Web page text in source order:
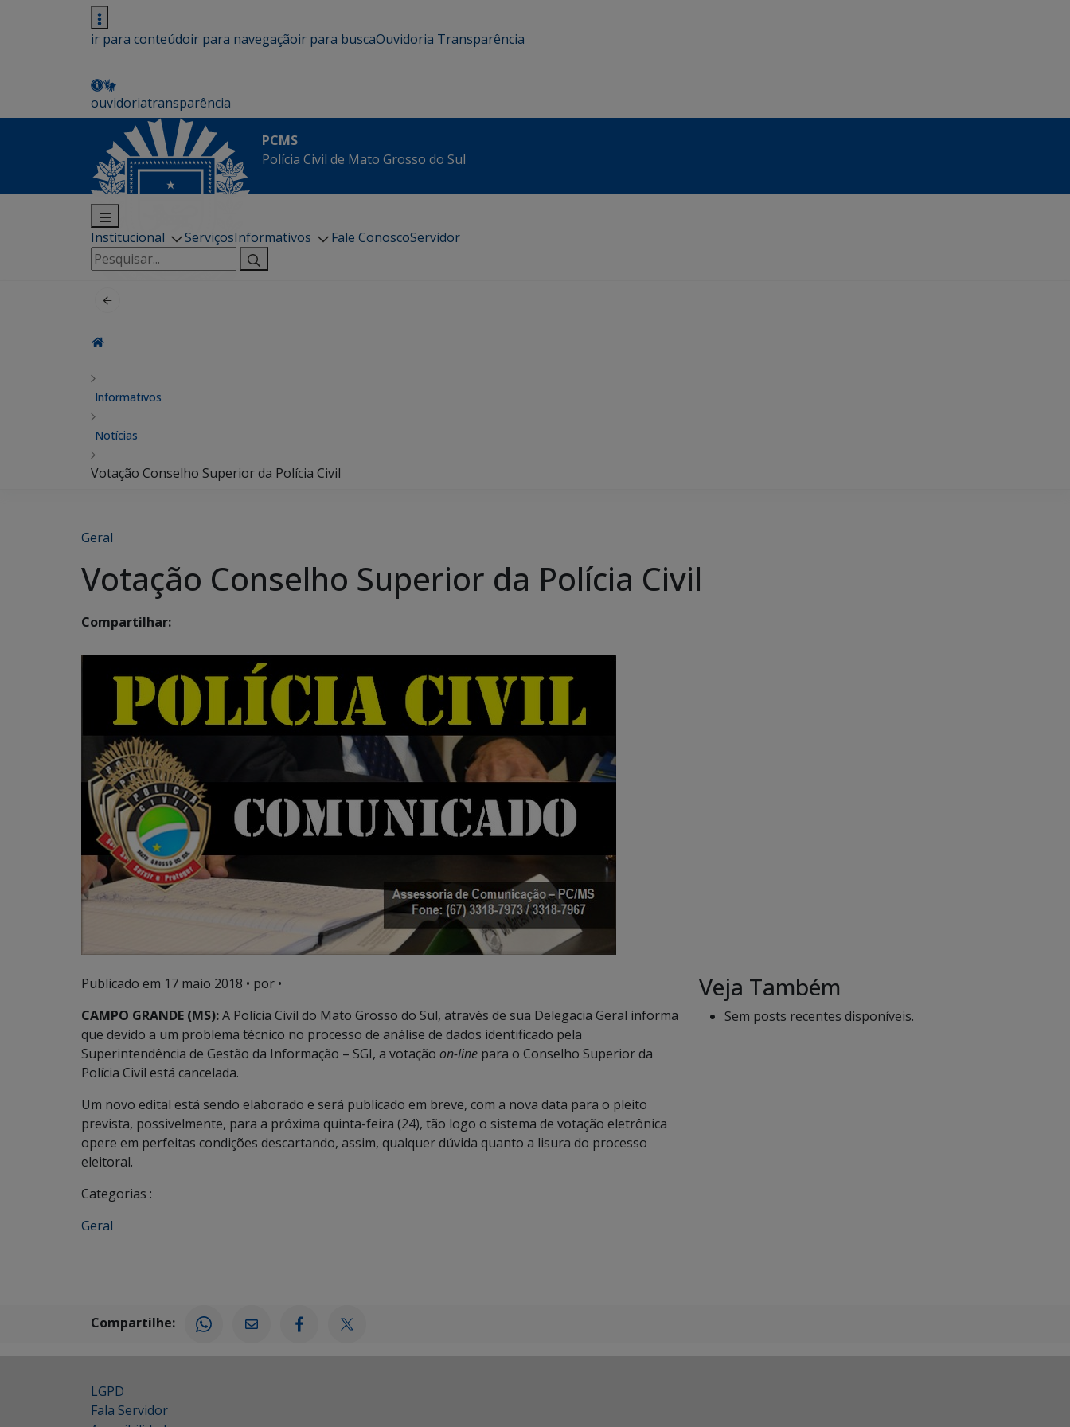
ir para conteúdoir para navegaçãoir para buscaOuvidoria Transparência
ouvidoriatransparência
PCMS
Polícia Civil de Mato Grosso do Sul
Institucional ServiçosInformativos Fale ConoscoServidor
Pesquisar
por:
Informativos
Notícias
Votação Conselho Superior da Polícia Civil
Geral
Votação Conselho Superior da Polícia Civil
Compartilhar:
Publicado em 17 maio 2018 • por •
CAMPO GRANDE (MS):A Polícia Civil do Mato Grosso do Sul, através de sua Delegacia Geral informa
que devido a um problema técnico no processo de análise de dados identificado pela
Superintendência de Gestão da Informação – SGI, a votação on-line para o Conselho Superior da
Polícia Civil está cancelada.
Um novo edital está sendo elaborado e será publicado em breve, com a nova data para o pleito
prevista, possivelmente, para a próxima quinta-feira (24), tão logo o sistema de votação eletrônica
opere em perfeitas condições descartando, assim, qualquer dúvida quanto a lisura do processo
eleitoral.
Categorias :
Geral
Veja Também
Sem posts recentes disponíveis.
Compartilhe:
LGPD
Fala Servidor